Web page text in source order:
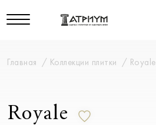
Главная Коллекции плитки Royale
Royale